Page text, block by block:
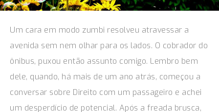
Um cara em modo zumbi resolveu atravessar a
avenida sem nem olhar para os lados. O cobrador do
ônibus, puxou então assunto comigo. Lembro bem
dele, quando, há mais de um ano atrás, começou a
conversar sobre Direito com um passageiro e achei
um desperdício de potencial. Após a freada brusca,